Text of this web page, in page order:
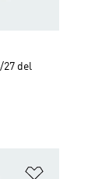
27 del